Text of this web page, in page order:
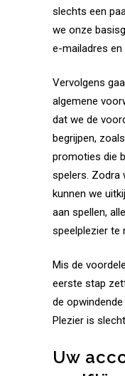
slechts een
we onze
e-mailadres
Vervolgens
algemene
dat we de
begrijpen,
promoties die
spelers. Zodra
kunnen we
aan spellen,
speelplezier te
Mis de
eerste stap
de
Plezier is
Uw